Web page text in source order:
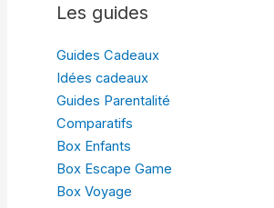
Les guides
Guides Cadeaux
Idées cadeaux
Guides Parentalité
Comparatifs
Box Enfants
Box Escape Game
Box Voyage